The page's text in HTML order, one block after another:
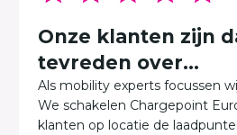
Onze klanten zijn
tevreden over...
Als mobility experts focussen
We schakelen Chargepoint
klanten op locatie de